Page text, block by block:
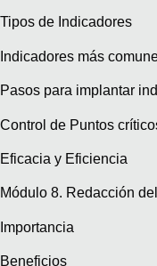
Tipos de Indicadores
Indicadores más
Pasos para implantar
Control de Puntos
Eficacia y Eficiencia
Módulo 8. Redacción
Importancia
Beneficios